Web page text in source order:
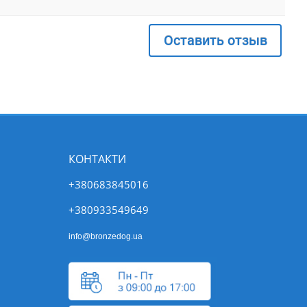
Оставить отзыв
КОНТАКТИ
+380683845016
+380933549649
info@bronzedog.ua